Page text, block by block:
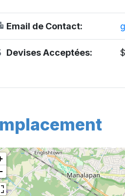
Email de Contact:
Devises Acceptées: